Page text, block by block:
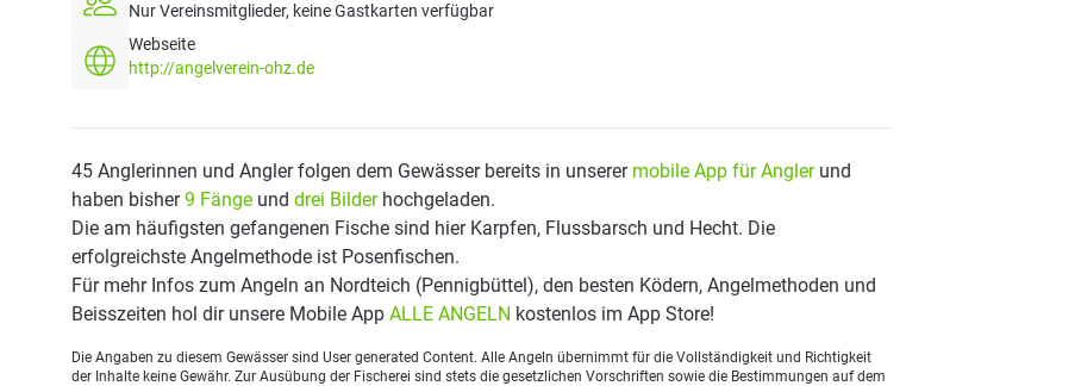
Nur Vereinsmitglieder, keine Gastkarten verfügbar
Webseite
http://angelverein-ohz.de
45 Anglerinnen und Angler folgen dem Gewässer bereits in unserer mobile App für Anglerund
haben bisher9 Fänge und drei Bilderhochgeladen.
Die am häufigsten gefangenen Fische sind hier Karpfen, Flussbarsch und Hecht. Die
erfolgreichste Angelmethode ist Posenfischen.
Für mehr Infos zum Angeln an Nordteich (Pennigbüttel), den besten Ködern, Angelmethoden und
Beisszeiten hol dir unsere Mobile App ALLE ANGELN kostenlos im App Store!
Die Angaben zu diesem Gewässer sind User generated Content. Alle Angeln übernimmt für die Vollständigkeit und Richtigkeit
der Inhalte keine Gewähr. Zur Ausübung der Fischerei sind stets die gesetzlichen Vorschriften sowie die Bestimmungen auf dem